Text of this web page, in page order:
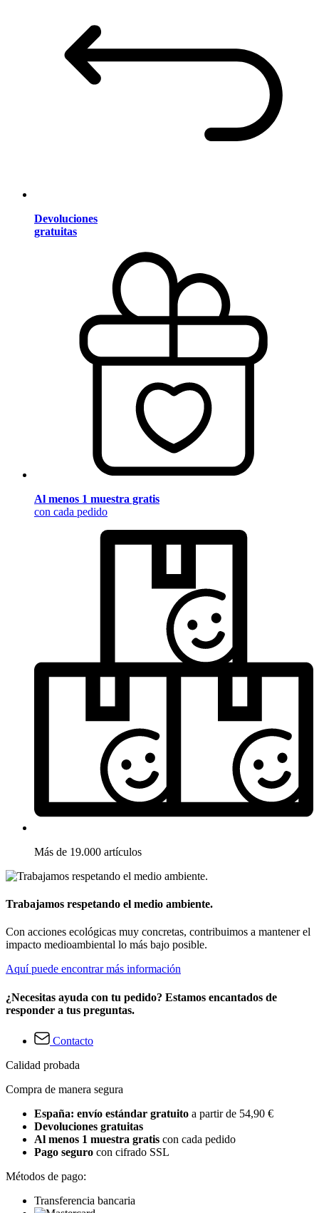
Devoluciones
gratuitas
Al menos 1 muestra gratis
con cada pedido
Más de 19.000 artículos
Trabajamos respetando el medio ambiente.
Con acciones ecológicas muy concretas, contribuimos a mantener el
impacto medioambiental lo más bajo posible.
Aquí puede encontrar más información
¿Necesitas ayuda con tu pedido? Estamos encantados de
responder a tus preguntas.
Contacto
Calidad probada
Compra de manera segura
España: envío estándar gratuito a partir de 54,90 €
Devoluciones gratuitas
Al menos 1 muestra gratis con cada pedido
Pago seguro con cifrado SSL
Métodos de pago:
Transferencia bancaria